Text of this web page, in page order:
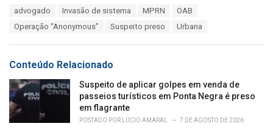
i
e
s
:
advogado Invasão de sistema MPRN
OAB
Operação “Anonymous”
Suspeito preso Urbana
Conteúdo Relacionado
Suspeito de aplicar golpes em venda de
passeios turísticos em Ponta Negra é preso
em flagrante
POSTADO POR LÚCIO AMARAL 7 DE AGOSTO DE 2026